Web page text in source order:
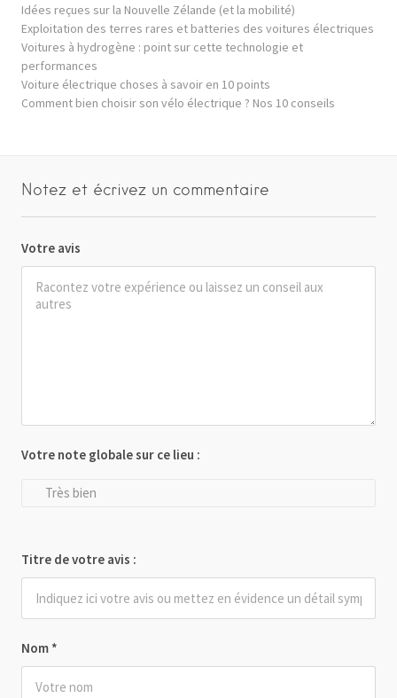
Idées reçues sur la Nouvelle Zélande (et la mobilité)
Exploitation des terres rares et batteries des voitures électriques
Voitures à hydrogène : point sur cette technologie et
performances
Voiture électrique choses à savoir en 10 points
Comment bien choisir son vélo électrique ? Nos 10 conseils
Notez et écrivez un commentaire
Votre avis
Nom *
Votre note globale sur ce lieu :
Très bien
Titre de votre avis :